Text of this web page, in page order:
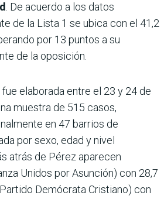
. De acuerdo a los datos
de la Lista 1 se ubica con el 41,2
por 13 puntos a su
de la oposición.
elaborada entre el 23 y 24 de
muestra de 515 casos,
en 47 barrios de
por sexo, edad y nivel
atrás de Pérez aparecen
Unidos por Asunción) con 28,7
Demócrata Cristiano) con